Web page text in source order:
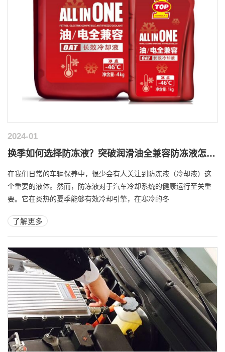
2024-01
换季如何选择防冻液？突破润滑油全兼容防冻液怎么样？
在我们日常的车辆保养中，很少会有人关注到防冻液（冷却液）这
个重要的液体。然而，防冻液对于汽车冷却系统的健康运行至关重
要。它在炎热的夏季能够有效冷却引擎，在寒冷的冬
了解更多